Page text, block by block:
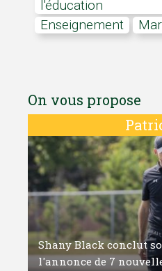
l'éducation
Enseignement
On vous propose
Shany Black conclut
l'annonce de 7